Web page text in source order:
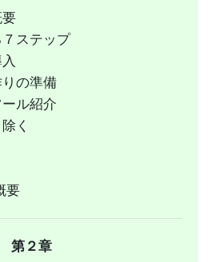
要
７ステップ
りの準備
ール紹介
く
要
第２章